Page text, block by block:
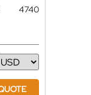
4740